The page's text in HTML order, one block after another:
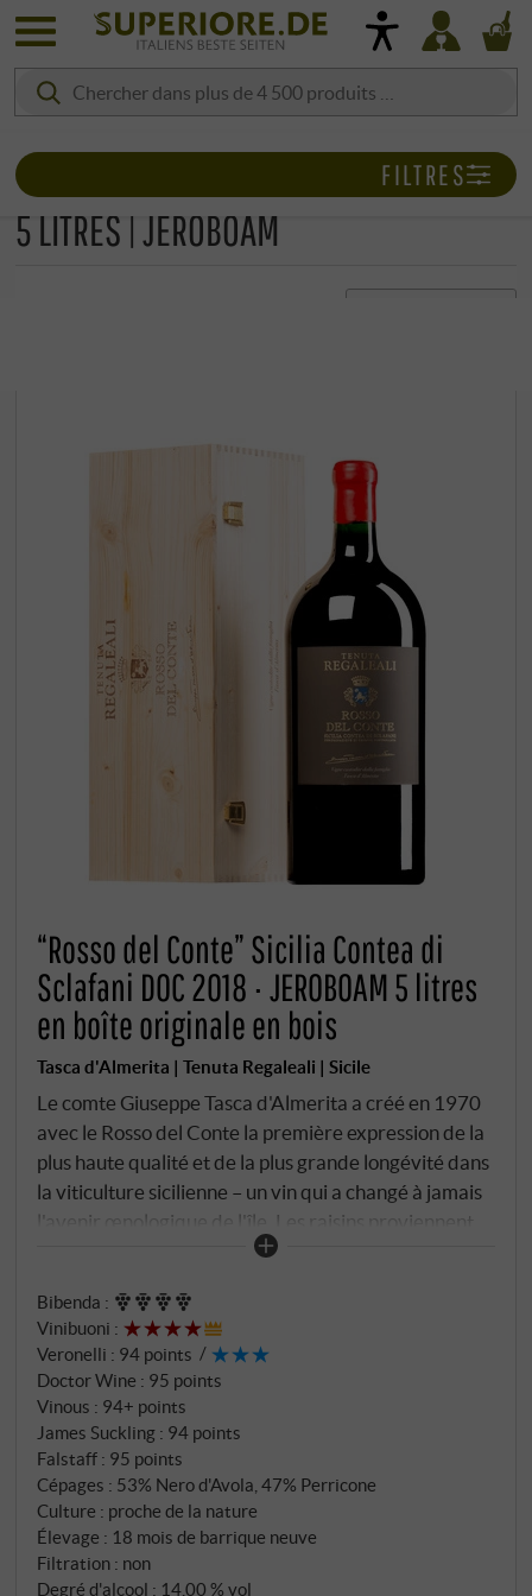
5 LITRES | JEROBOAM
FILTRES
“Rosso del Conte” Sicilia Contea di
Sclafani DOC 2018 · JEROBOAM 5 litres
en boîte originale en bois
Tasca d'Almerita | Tenuta Regaleali | Sicile
Le comte Giuseppe Tasca d'Almerita a créé en 1970
avec le Rosso del Conte la première expression de la
plus haute qualité et de la plus grande longévité dans
la viticulture sicilienne – un vin qui a changé à jamais
l'avenir œnologique de l'île. Les raisins proviennent
de la Vigna San Lucio, le premier grand vignoble de
orienté sud-sud-est, où le nero d'avola et le perricone
prospèrent en symbiose harmonieuse depuis des
générations. Les vignes poussent dans le système
Alberello, le mode de culture le plus ancien de la
Méditerranée, sur des sols jaune-brun, argilo-
sableux avec des inclusions calcaires. Une
philosophie de la perfection qui s'est développée sur
cinq décennies à travers différentes méthodes
d'élevage : des fûts de châtaignes originaux aux
barriques françaises actuelles en passant par le
Bibenda :
Vinibuoni :
Veronelli : 94 points
Doctor Wine : 95 points
Vinous : 94+ points
James Suckling : 94 points
Falstaff : 95 points
Cépages : 53% Nero d'Avola, 47% Perricone
Culture : proche de la nature
Élevage : 18 mois de barrique neuve
Filtration : non
Degré d'alcool : 14,00 % vol